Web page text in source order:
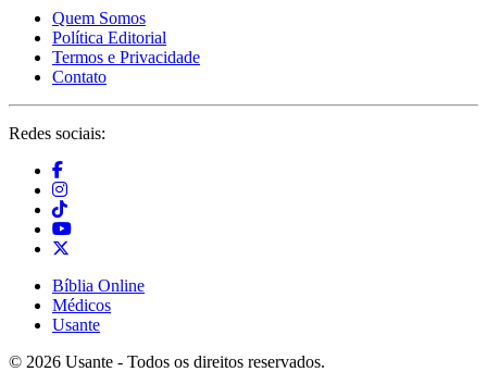
Quem Somos
Política Editorial
Termos e Privacidade
Contato
Redes sociais:
Bíblia Online
Médicos
Usante
© 2026 Usante - Todos os direitos reservados.